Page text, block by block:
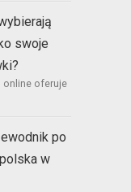
swoje
online oferuje
po
w